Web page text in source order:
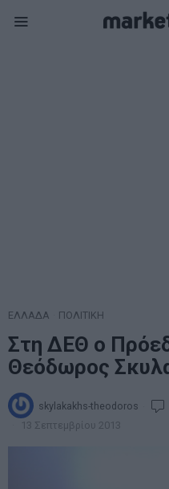
ΕΛΛΑΔΑ ΠΟΛΙΤΙΚΗ
Στη ΔΕΘ ο
Θεόδωρος
skylakakhs-theodoros
13 Σεπτεμβρίου 2013